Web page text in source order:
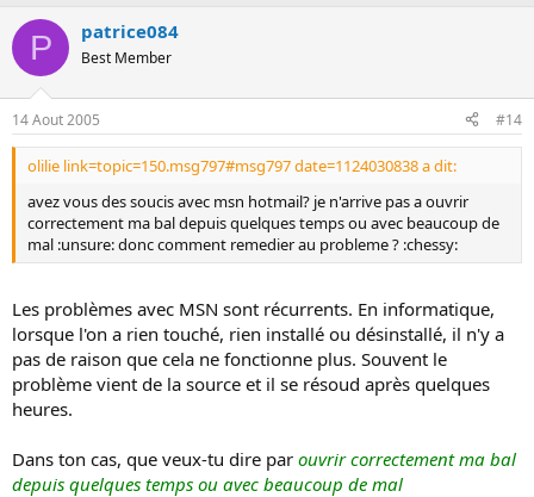
P patrice084
Best Member
14 Aout 2005 #14
olilie link=topic=150.msg797#msg797 date=1124030838 a dit:
avez vous des soucis avec msn hotmail? je n'arrive pas a ouvrir
correctement ma bal depuis quelques temps ou avec beaucoup de
mal :unsure: donc comment remedier au probleme ? :chessy:
Les problèmes avec MSN sont récurrents. En informatique,
lorsque l'on a rien touché, rien installé ou désinstallé, il n'y a
pas de raison que cela ne fonctionne plus. Souvent le
problème vient de la source et il se résoud après quelques
heures.
Dans ton cas, que veux-tu dire par ouvrir correctement ma bal
depuis quelques temps ou avec beaucoup de mal